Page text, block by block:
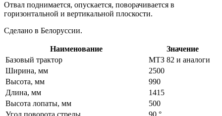
Отвал поднимается, опускается, поворачивается в
горизонтальной и вертикальной плоскости.
Сделано в Белоруссии.
Наименование
Значение
Базовый трактор
МТЗ 82 и аналоги
Ширина, мм
2500
Высота, мм
990
Длина, мм
1415
Высота лопаты, мм
500